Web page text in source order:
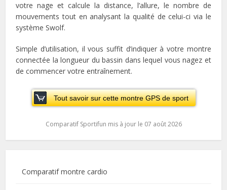
votre nage et calcule la distance, l’allure, le nombre de
mouvements tout en analysant la qualité de celui-ci via le
système Swolf.
Simple d’utilisation, il vous suffit d’indiquer à votre montre
connectée la longueur du bassin dans lequel vous nagez et
de commencer votre entraînement.
Tout savoir sur cette montre GPS de sport
Comparatif Sportifun mis à jour le 07 août 2026
Comparatif montre cardio